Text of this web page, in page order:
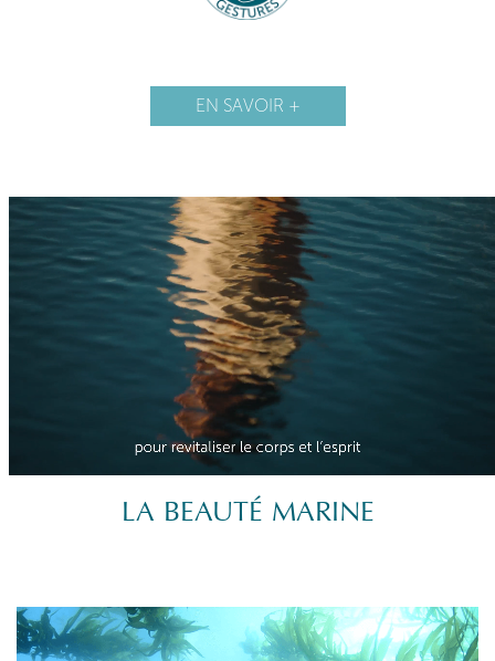
EN SAVOIR +
LA BEAUTÉ MARINE